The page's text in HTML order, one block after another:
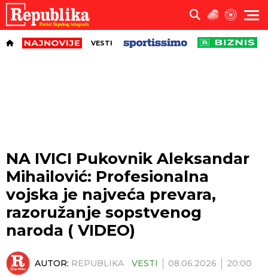
VESTI
NA IVICI Pukovnik Aleksandar
Mihailović: Profesionalna
vojska je najveća prevara,
razoružanje sopstvenog
naroda ( VIDEO)
AUTOR: REPUBLIKA VESTI 08.06.2026 20:00